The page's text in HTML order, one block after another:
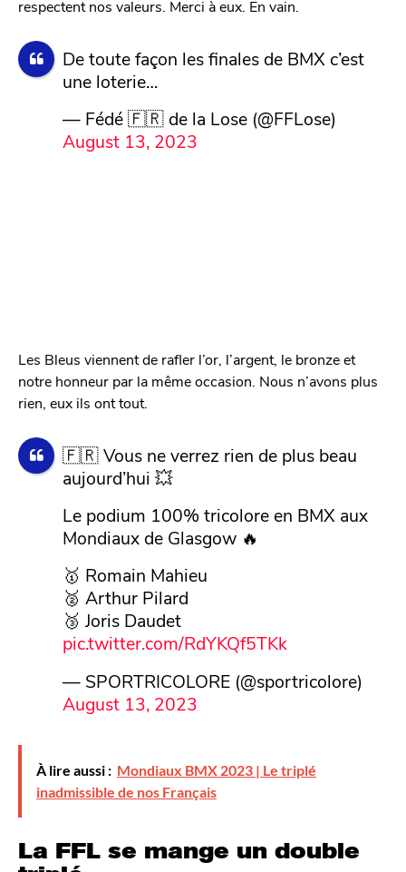
respectent nos valeurs. Merci à eux. En vain.
De toute façon les finales de BMX c’est
une loterie…
— Fédé 🇫🇷 de la Lose (@FFLose)
August 13, 2023
Les Bleus viennent de rafler l’or, l’argent, le bronze et
notre honneur par la même occasion. Nous n’avons plus
rien, eux ils ont tout.
🇫🇷 Vous ne verrez rien de plus beau
aujourd’hui 💥
Le podium 100% tricolore en BMX aux
Mondiaux de Glasgow 🔥
🥇 Romain Mahieu
🥈 Arthur Pilard
🥉 Joris Daudet
pic.twitter.com/RdYKQf5TKk
— SPORTRICOLORE (@sportricolore)
August 13, 2023
À lire aussi : Mondiaux BMX 2023 | Le triplé
inadmissible de nos Français
La FFL se mange un double